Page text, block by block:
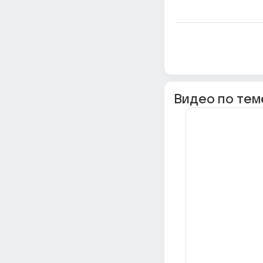
Видео по